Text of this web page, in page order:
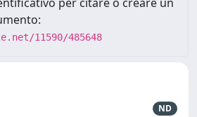
11590/485648
ND